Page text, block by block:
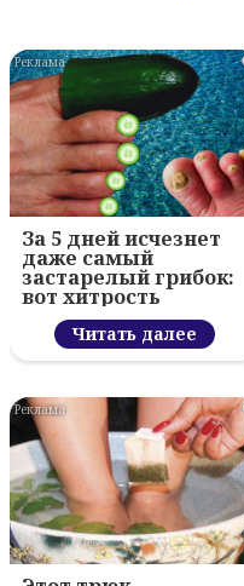
За 5 дней исчезнет
даже самый
застарелый грибок:
вот хитрость
Читать далее